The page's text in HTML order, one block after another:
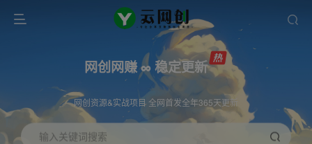
网创网赚 ∞ 稳定更新
网创资源&实战项目 全网首发全年365天更新
输入关键词搜索